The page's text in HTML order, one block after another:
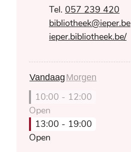
057 239 420
E-mailbibliotheek@ieper.be
Websiteieper.bibliotheek.be/
Vandaag Morgen
10:00 - 12:00
Open
13:00 - 19:00
Open